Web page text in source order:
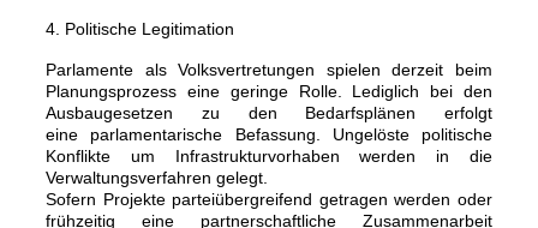
4. Politische Legitimation
Parlamente als Volksvertretungen spielen derzeit beim
Planungsprozess eine geringe Rolle. Lediglich bei den
Ausbaugesetzen zu den Bedarfsplänen erfolgt
eine parlamentarische Befassung. Ungelöste politische
Konflikte um Infrastrukturvorhaben werden in die
Verwaltungsverfahren gelegt.
Sofern Projekte parteiübergreifend getragen werden oder
frühzeitig eine partnerschaftliche Zusammenarbeit